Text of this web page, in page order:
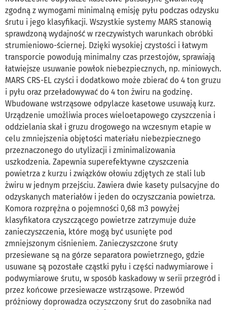
zgodną z wymogami minimalną emisję pyłu podczas odzysku
śrutu i jego klasyfikacji. Wszystkie systemy MARS stanowią
sprawdzoną wydajność w rzeczywistych warunkach obróbki
strumieniowo-ściernej. Dzięki wysokiej czystości i łatwym
transporcie powodują minimalny czas przestojów, sprawiają
łatwiejsze usuwanie powłok niebezpiecznych, np. miniowych.
MARS CRS-EL czyści i dodatkowo może zbierać do 4 ton gruzu
i pyłu oraz przeładowywać do 4 ton żwiru na godzinę.
Wbudowane wstrząsowe odpylacze kasetowe usuwają kurz.
Urządzenie umożliwia proces wieloetapowego czyszczenia i
oddzielania skał i gruzu drogowego na wczesnym etapie w
celu zmniejszenia objętości materiału niebezpiecznego
przeznaczonego do utylizacji i zminimalizowania
uszkodzenia. Zapewnia superefektywne czyszczenia
powietrza z kurzu i związków ołowiu zdjętych ze stali lub
żwiru w jednym przejściu. Zawiera dwie kasety pulsacyjne do
odzyskanych materiałów i jeden do oczyszczania powietrza.
Komora rozprężna o pojemności 0,68 m3 powyżej
klasyfikatora czyszczącego powietrze zatrzymuje duże
zanieczyszczenia, które mogą być usunięte pod
zmniejszonym ciśnieniem. Zanieczyszczone śruty
przesiewane są na górze separatora powietrznego, gdzie
usuwane są pozostałe cząstki pyłu i części nadwymiarowe i
podwymiarowe śrutu, w sposób kaskadowy w serii przegród i
przez końcowe przesiewacze wstrząsowe. Przewód
próżniowy doprowadza oczyszczony śrut do zasobnika nad